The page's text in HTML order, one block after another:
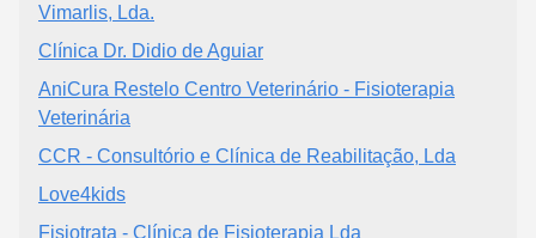
Vimarlis, Lda.
Clínica Dr. Didio de Aguiar
AniCura Restelo Centro Veterinário - Fisioterapia
Veterinária
CCR - Consultório e Clínica de Reabilitação, Lda
Love4kids
Fisiotrata - Clínica de Fisioterapia Lda